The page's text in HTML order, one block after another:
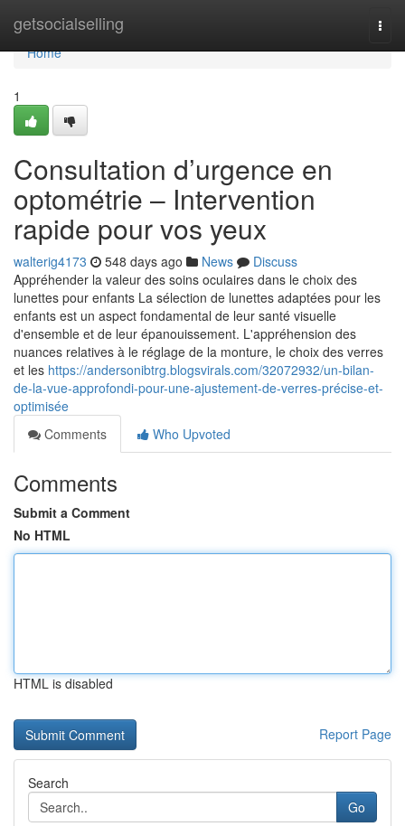
getsocialselling
Home
Home
1
Consultation d’urgence en
optométrie – Intervention
rapide pour vos yeux
walterig4173 548 days ago News
Discuss
Appréhender la valeur des soins oculaires dans le choix des
lunettes pour enfants La sélection de lunettes adaptées pour les
enfants est un aspect fondamental de leur santé visuelle
d'ensemble et de leur épanouissement. L'appréhension des
nuances relatives à le réglage de la monture, le choix des verres
et les https://andersonibtrg.blogsvirals.com/32072932/un-bilan-
de-la-vue-approfondi-pour-une-ajustement-de-verres-précise-et-
optimisée
Comments
Who Upvoted
Comments
Submit a Comment
No HTML
HTML is disabled
Report Page
Search
Go